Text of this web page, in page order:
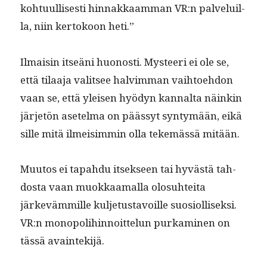
kohtu­ullis­es­ti hin­nakkaam­man VR:n palveluil­
la, niin ker­tokoon heti.”
Ilmaisin itseäni huonos­ti. Mys­teeri ei ole se,
että tilaa­ja val­it­see halvim­man vai­h­toe­hdon
vaan se, että yleisen hyö­dyn kannal­ta näinkin
jär­jetön asetel­ma on päässyt syn­tymään, eikä
sille mitä ilmeisim­min olla tekemässä mitään.
Muu­tos ei tapah­du itsek­seen tai hyvästä tah­
dos­ta vaan muokkaa­mal­la olo­suhtei­ta
järkeväm­mille kul­je­tus­tavoille suo­si­ol­lisek­si.
VR:n monop­o­li­hin­noit­telun purkami­nen on
tässä avaintekijä.